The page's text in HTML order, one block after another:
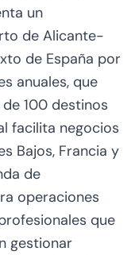
un
de Alicante-
de España por
anuales, que
100 destinos
facilita negocios
Bajos, Francia y
de
operaciones
que
gestionar